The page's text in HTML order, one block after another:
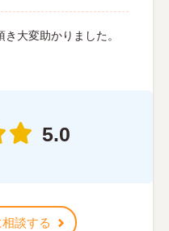
大変助かりました。
5.0
談する